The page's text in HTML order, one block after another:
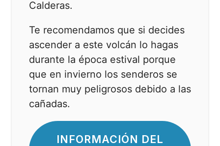
Calderas.
Te recomendamos que si decides
ascender a este volcán lo hagas
durante la época estival porque
que en invierno los senderos se
tornan muy peligrosos debido a las
cañadas.
INFORMACIÓN DEL